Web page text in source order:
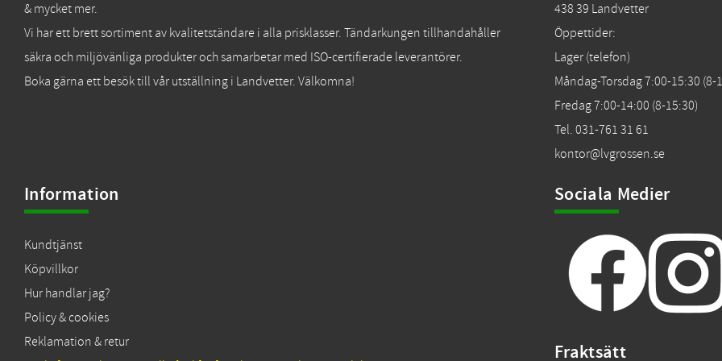
& mycket mer.
Vi har ett brett sortiment av kvalitetständare i alla prisklasser. Tändarkungen tillhandahåller
säkra och miljövänliga produkter och samarbetar med ISO-certifierade leverantörer.
Boka gärna ett besök till vår utställning i Landvetter. Välkomna!
438 39 Landvetter
Öppettider:
Lager (telefon)
Måndag-Torsdag 7:00-15:30 (8-
Fredag 7:00-14:00 (8-15:30)
Tel. 031-761 31 61
kontor@lvgrossen.se
Information
Kundtjänst
Köpvillkor
Hur handlar jag?
Policy & cookies
Reklamation & retur
Sociala Medier
Fraktsätt